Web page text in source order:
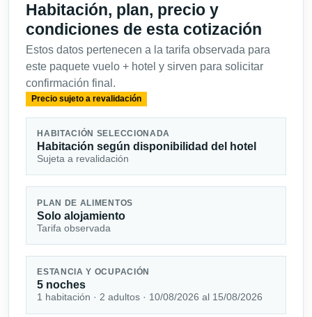
Habitación, plan, precio y
condiciones de esta cotización
Estos datos pertenecen a la tarifa observada para
este paquete vuelo + hotel y sirven para solicitar
confirmación final.
Precio sujeto a revalidación
HABITACIÓN SELECCIONADA
Habitación según disponibilidad del hotel
Sujeta a revalidación
PLAN DE ALIMENTOS
Solo alojamiento
Tarifa observada
ESTANCIA Y OCUPACIÓN
5 noches
1 habitación · 2 adultos · 10/08/2026 al 15/08/2026